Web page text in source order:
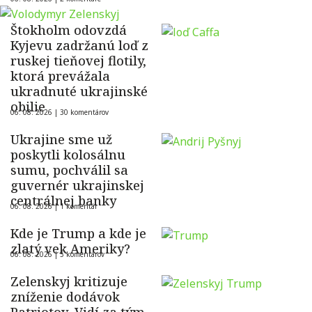
Štokholm odovzdá
Kyjevu zadržanú loď z
ruskej tieňovej flotily,
ktorá prevážala
ukradnuté ukrajinské
obilie
06. 08. 2026 | 30 komentárov
Ukrajine sme už
poskytli kolosálnu
sumu, pochválil sa
guvernér ukrajinskej
centrálnej banky
06. 08. 2026 |1 komentár
Kde je Trump a kde je
zlatý vek Ameriky?
06. 08. 2026 |5 komentárov
Zelenskyj kritizuje
zníženie dodávok